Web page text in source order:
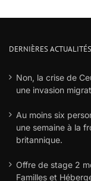
DERNIÈRES ACTUALITÉS
Non, la crise de
une invasion
Au moins six
une semaine à la
britannique.
Offre de stage 2
Familles et